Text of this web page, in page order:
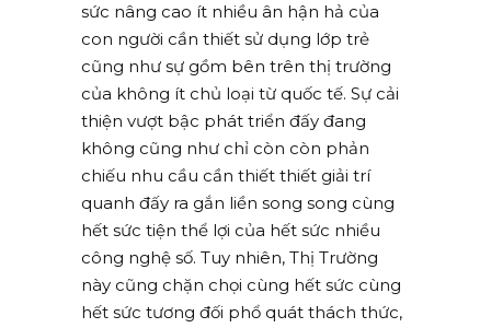
sức nâng cao ít nhiều ân hận hả của
con người cần thiết sử dụng lớp trẻ
cũng như sự gồm bên trên thị trường
của không ít chủ loại từ quốc tế. Sự cải
thiện vượt bậc phát triển đấy đang
không cũng như chỉ còn còn phản
chiếu nhu cầu cần thiết thiết giải trí
quanh đấy ra gắn liền song song cùng
hết sức tiện thể lợi của hết sức nhiều
công nghệ số. Tuy nhiên, Thị Trường
này cũng chặn chọi cùng hết sức cùng
hết sức tương đối phổ quát thách thức,